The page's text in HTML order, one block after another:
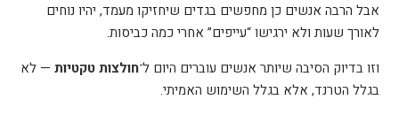
אבל הרבה אנשים כן מחפשים בגדים שיחזיקו מעמד, יהיו נוחים
לאורך שעות ולא ירגישו “עייפים” אחרי כמה כביסות.
וזו בדיוק הסיבה שיותר אנשים עוברים היום ל־חולצות טקטיות —לא
בגלל הטרנד, אלא בגלל השימוש האמיתי.